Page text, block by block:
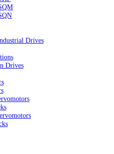
клапан Siemens
SKP
SQM
SQN
Industrial Drives
Drives